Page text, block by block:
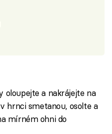
oloupejte a nakrájejte na
hrnci smetanou, osolte a
mírném ohni do